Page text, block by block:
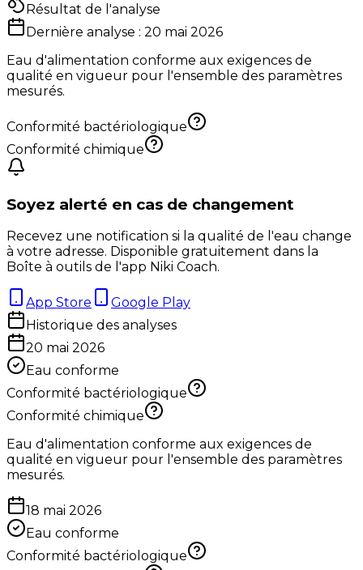
Résultat de l'analyse
Dernière analyse : 20 mai 2026
Eau d'alimentation conforme aux exigences de
qualité en vigueur pour l'ensemble des paramètres
mesurés.
Conformité bactériologique
Conformité chimique
Soyez alerté en cas de changement
Recevez une notification si la qualité de l'eau change
à votre adresse. Disponible gratuitement dans la
Boîte à outils de l'app Niki Coach.
App Store
Google Play
Historique des analyses
20 mai 2026
Eau conforme
Conformité bactériologique
Conformité chimique
Eau d'alimentation conforme aux exigences de
qualité en vigueur pour l'ensemble des paramètres
mesurés.
18 mai 2026
Eau conforme
Conformité bactériologique